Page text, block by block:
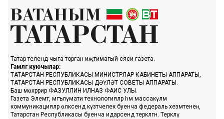
Татар телендә чыга торган иҗтимагый-сәяси газета.
Гамәлгә куючылар:
ТАТАРСТАН РЕСПУБЛИКАСЫ МИНИСТРЛАР КАБИНЕТЫ АППАРАТЫ,
ТАТАРСТАН РЕСПУБЛИКАСЫ ДӘҮЛӘТ СОВЕТЫ АППАРАТЫ.
Баш мөхәррир ФАЗУЛЛИН ИЛНАЗ ФАИС УЛЫ.
Газета Элемтә, мәгълүмати технологияләр һәм массакүләм
коммуникацияләр өлкәсендә күзәтчелек буенча федераль хезмәтенең
Татарстан Республикасы буенча идарәсендә теркәлгән. Теркәлү